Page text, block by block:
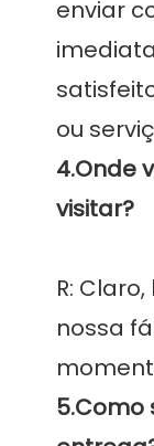
enviar
4.Onde
R:
nossa
5.Como